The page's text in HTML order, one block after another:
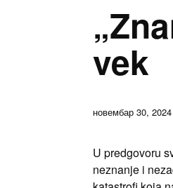
vek
новембар 30, 2024
U predgovoru
neznanje i